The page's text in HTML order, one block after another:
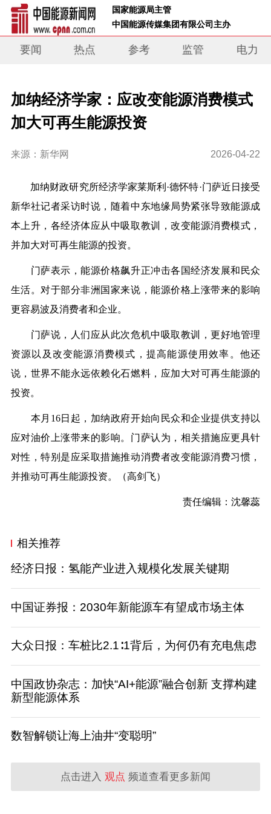
国家能源局主管
中国能源传媒集团有限公司主办
要闻 热点 参考 监管 电力
加纳经济学家：应改变能源消费模式
加大可再生能源投资
来源：新华网 2026-04-22
加纳财政研究所经济学家莱斯利·德怀特·门萨近日接受
新华社记者采访时说，随着中东地缘局势紧张导致能源成
本上升，各经济体应从中吸取教训，改变能源消费模式，
并加大对可再生能源的投资。
门萨表示，能源价格飙升正冲击各国经济发展和民众
生活。对于部分非洲国家来说，能源价格上涨带来的影响
更容易波及消费者和企业。
门萨说，人们应从此次危机中吸取教训，更好地管理
资源以及改变能源消费模式，提高能源使用效率。他还
说，世界不能永远依赖化石燃料，应加大对可再生能源的
投资。
本月16日起，加纳政府开始向民众和企业提供支持以
应对油价上涨带来的影响。门萨认为，相关措施应更具针
对性，特别是应采取措施推动消费者改变能源消费习惯，
并推动可再生能源投资。（高剑飞）
责任编辑：沈馨蕊
相关推荐
经济日报：氢能产业进入规模化发展关键期
中国证券报：2030年新能源车有望成市场主体
大众日报：车桩比2.1∶1背后，为何仍有充电焦虑
中国政协杂志：加快“AI+能源”融合创新 支撑构建
新型能源体系
数智解锁让海上油井“变聪明”
点击进入 观点 频道查看更多新闻